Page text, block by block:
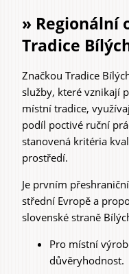
» Regionální
Tradice
Značkou Tradice
služby, které vznikají
místní tradice,
podíl poctivé ruční
stanovená kritéria
prostředí.
Je prvním
střední Evropě a
slovenské straně
Pro místní
důvěryhodnost.